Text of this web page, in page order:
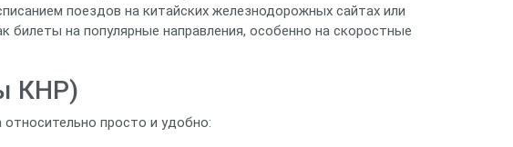
поездов на китайских железнодорожных сайтах или
билеты на популярные направления, особенно на скоростные
КНР)
просто и удобно: